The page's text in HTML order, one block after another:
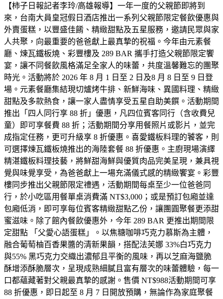
【柿子日報記者李玲/高雄報導】一年一度的父親節即將到
來，台南大員皇冠假日酒店推出一系列父親節限定餐飲優惠與
外賣蛋糕，以豐盛佳餚、精緻甜點及五星服務，邀請民眾與家
人共聚，向最重要的爸爸獻上最真摯的祝福。今年由元素餐
廳、煉瓦鐵板燒、彩豐樓及 289 BAR 攜手打造父親節限定饗
宴，讓不同餐飲風格滿足全家人的味蕾，共度溫馨難忘的團聚
時光。活動將於 2026 年 8 月 1 日至 2 日及8 月 8 日至 9 日登
場。元素餐廳集結現切爐烤牛排、新鮮海味、異國料理、精緻
甜點及多款熱食，讓一家人盡情享受五星自助美饌。活動期間
推出「四人同行享 88 折」優惠，凡四位賓客同行（含收費兒
童）即可享餐費 88 折；活動期間分享用餐照片或影片，並完
成指定任務，更可升級享 8 折優惠。喜愛鐵板料理的饕客，則
可選擇煉瓦鐵板燒推出的海陸套餐 88 折優惠。主廚現場演繹
精湛鐵板料理技藝，將鮮甜海鮮與優質肉品完美呈現，兼具視
覺與味覺享受，為爸爸獻上一場充滿儀式感的精緻饗宴。彩豐
樓同步推出父親節限定禮遇，活動期間每桌至少一位爸爸同
行，於小吃區用餐單桌消費滿 NT$3,000；或是預訂包廂並達
包廂低消，即可享每位賓客精緻甜點乙份，讓團圓聚餐更添甜
蜜滋味。除了館內餐飲優惠外，今年 289 BAR 更推出期間限
定甜點 「父愛心語蛋糕」。以焦糖咖啡巧克力慕斯為主體，
融合葡萄柚百香果醬的清新果韻，搭配法芙娜 33%白巧克力
與55% 黑巧克力交織出濃郁且平衡的風味，再以芝麻海鹽脆
酥增添酥脆層次，呈現成熟細膩且富有層次的味蕾體驗，每一
口都蘊藏著對父親最真摯的感謝。售價 NT$988活動期間可享
88 折優惠，即日起至 8 月 7 日開放預購，無論作為家庭聚餐